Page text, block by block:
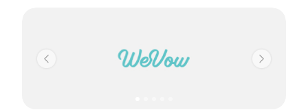
Previous Next